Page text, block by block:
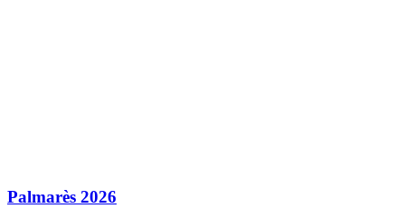
Palmarès 2026